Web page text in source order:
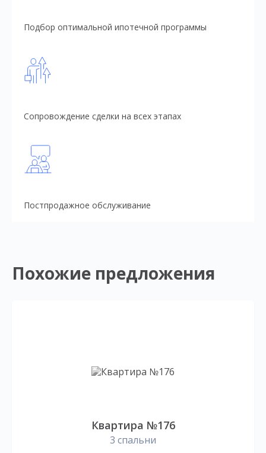
Подбор оптимальной ипотечной программы
Сопровождение сделки на всех этапах
Постпродажное обслуживание
Похожие предложения
Квартира №176
3 спальни